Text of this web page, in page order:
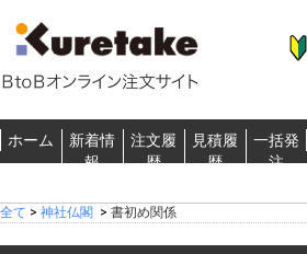
ホーム
新着情
報
注文履
歴
見積履
歴
一括発
注
全て > 神社仏閣 > 書初め関係